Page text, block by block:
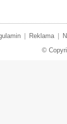
Reklama
©